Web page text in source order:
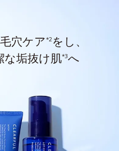
穴ケア*2をし、
な垢抜け肌*3へ